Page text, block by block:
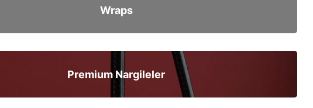
Wraps
Premium Nargileler